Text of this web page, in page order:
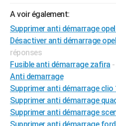
Guides de France
Escapades
Patrimoine
Expositions
Musées
Week-end nature
+LIFESTYLE
Art de vivre
Bien-être
Loisirs
Mode
Modes de vie
SANTE
Alimentation
Guide de la santé
Maladies
Médicaments
Sommeil
VOYAGE
Destinations
City break
Voyage nature
Voyage de noces
Forum
Climat
+PHOTO
GUIDES D'ACHAT
BONS PLANS
A voir également:
Supprimer anti démarrage
Désactiver anti démarrage
réponses
Fusible anti démarrage zafira
Anti demarrage
Supprimer anti démarrage clio
Supprimer anti démarrage
Supprimer anti démarrage